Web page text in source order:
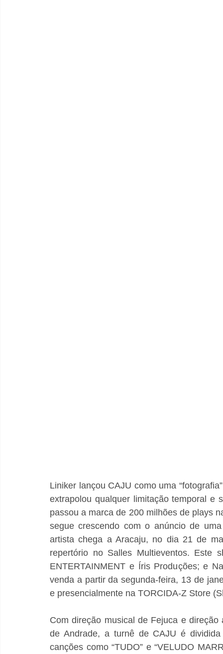
Liniker lançou CAJU como uma
extrapolou qualquer limitação temporal e
passou a marca de 200 milhões de plays
segue crescendo com o anúncio de
artista chega a Aracaju, no dia 21 de
repertório no Salles Multieventos. Este
ENTERTAINMENT e Íris Produções; e
venda a partir da segunda-feira, 13 de
e presencialmente na TORCIDA-Z Store
Com direção musical de Fejuca e
de Andrade, a turnê de CAJU é
canções como “TUDO” e “VELUDO